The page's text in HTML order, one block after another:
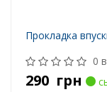
Прокладка
0
290 грн